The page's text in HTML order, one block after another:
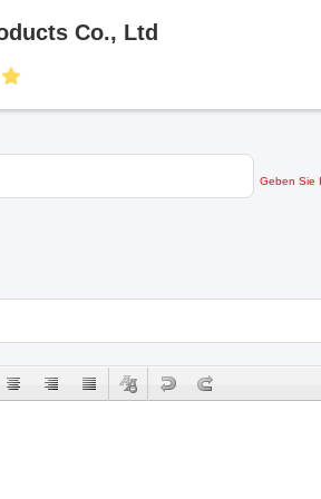
Co., Ltd
Geben Sie